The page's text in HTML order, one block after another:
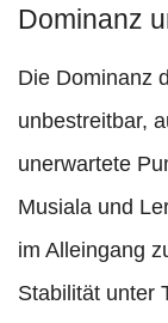
Dominanz
Die Dominanz
unbestreitbar,
unerwartete
Musiala und
im Alleingang
Stabilität unter